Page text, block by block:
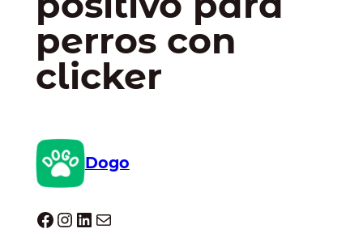
perros con
clicker
Dogo
Dogo facebook InstagramLinkedIn Correo electrónico